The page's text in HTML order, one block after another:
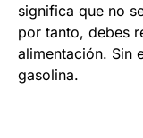
significa que no
por tanto, debes
alimentación. Sin
gasolina.